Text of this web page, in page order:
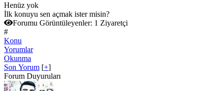
Henüz yok
İlk konuyu sen açmak ister misin?
Forumu Görüntüleyenler: 1 Ziyaretçi
#
Konu
Yorumlar
Okunma
Son Yorum [+]
Forum Duyuruları